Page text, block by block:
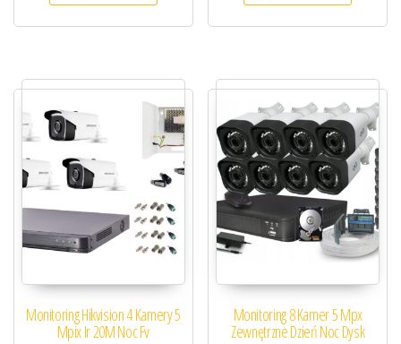
Monitoring Hikvision 4 Kamery 5
Mpix Ir 20M Noc Fv
Monitoring 8 Kamer 5 Mpx
Zewnętrzne Dzień Noc Dysk